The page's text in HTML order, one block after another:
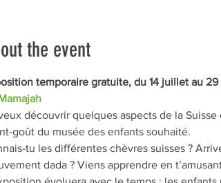
the event
temporaire gratuite, du 14 juillet au
découvrir quelques aspects de la
goût du musée des enfants souhaité.
tu les différentes chèvres suisses ?
dada ? Viens apprendre en